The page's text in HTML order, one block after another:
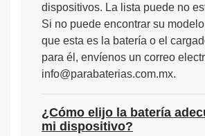
dispositivos. La lista puede no
Si no puede encontrar su
que esta es la batería o el
para él, envíenos un correo
info@parabaterias.com.mx.
¿Cómo elijo la batería
mi dispositivo?